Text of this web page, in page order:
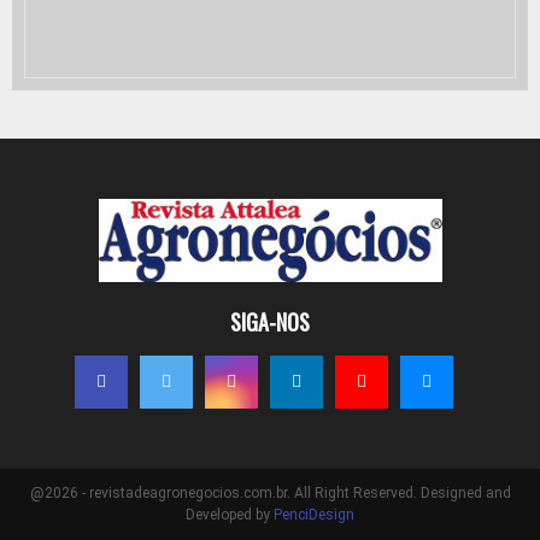
SIGA-NOS
@2026 - revistadeagronegocios.com.br. All Right Reserved. Designed and
Developed by PenciDesign